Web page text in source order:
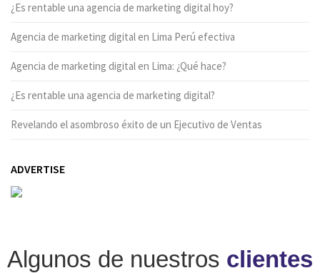
¿Es rentable una agencia de marketing digital hoy?
Agencia de marketing digital en Lima Perú efectiva
Agencia de marketing digital en Lima: ¿Qué hace?
¿Es rentable una agencia de marketing digital?
Revelando el asombroso éxito de un Ejecutivo de Ventas
ADVERTISE
Algunos de nuestros clientes